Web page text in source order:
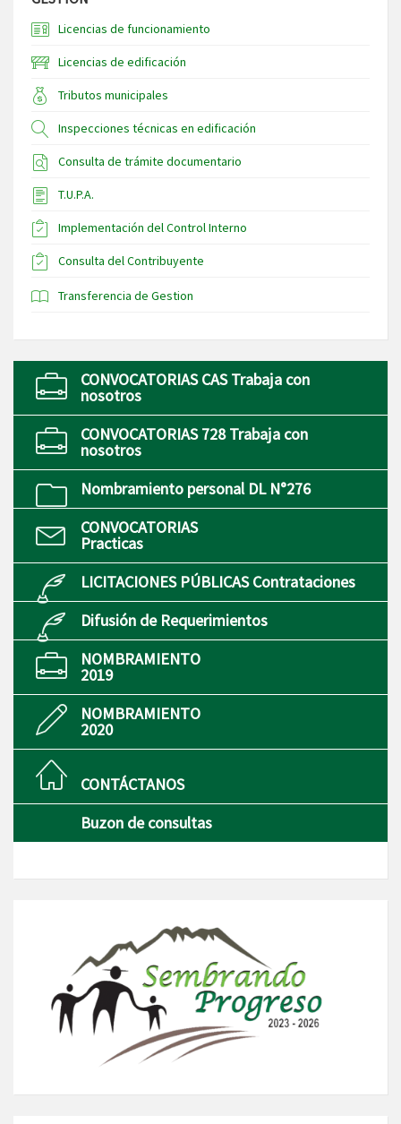
Licencias de funcionamiento
Licencias de edificación
Tributos municipales
Inspecciones técnicas en edificación
Consulta de trámite documentario
T.U.P.A.
Implementación del Control Interno
Consulta del Contribuyente
Transferencia de Gestion
CONVOCATORIAS CAS Trabaja con
nosotros
CONVOCATORIAS 728 Trabaja con
nosotros
Nombramiento personal DL N°276
CONVOCATORIAS
Practicas
LICITACIONES PÚBLICAS Contrataciones
Difusión de Requerimientos
NOMBRAMIENTO
2019
NOMBRAMIENTO
2020
CONTÁCTANOS
Buzon de consultas